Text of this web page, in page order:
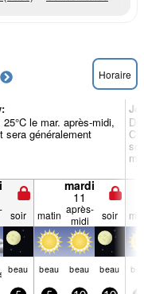
Horaire
le mar. après-midi,
sera généralement
mardi
11
soir matin après-
midi
soir
beau beau beau beau